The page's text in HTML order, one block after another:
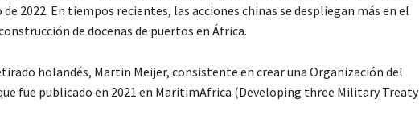
2022. En tiempos recientes, las acciones chinas se despliegan más en el
de docenas de puertos en África.
holandés, Martin Meijer, consistente en crear una Organización del
fue publicado en 2021 en MaritimAfrica (Developing three Military Treaty